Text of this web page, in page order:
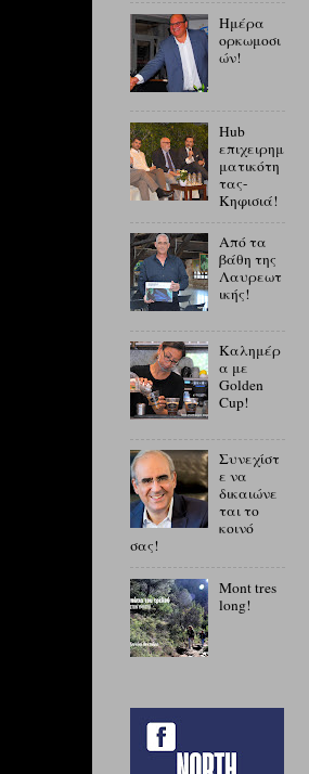
Ημέρα
ορκωμοσι
ών!
Hub
επιχειρημ
ματικότη
τας-
Κηφισιά!
Από τα
βάθη της
Λαυρεωτ
ικής!
Καλημέρ
α με
Golden
Cup!
Συνεχίστ
ε να
δικαιώνε
ται το
κοινό
σας!
Mont tres
long!